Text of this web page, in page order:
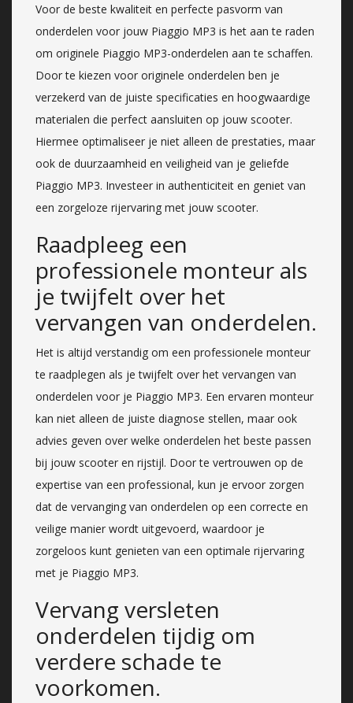
Voor de beste kwaliteit en perfecte pasvorm van
onderdelen voor jouw Piaggio MP3 is het aan te raden
om originele Piaggio MP3-onderdelen aan te schaffen.
Door te kiezen voor originele onderdelen ben je
verzekerd van de juiste specificaties en hoogwaardige
materialen die perfect aansluiten op jouw scooter.
Hiermee optimaliseer je niet alleen de prestaties, maar
ook de duurzaamheid en veiligheid van je geliefde
Piaggio MP3. Investeer in authenticiteit en geniet van
een zorgeloze rijervaring met jouw scooter.
Raadpleeg een
professionele monteur als
je twijfelt over het
vervangen van onderdelen.
Het is altijd verstandig om een professionele monteur
te raadplegen als je twijfelt over het vervangen van
onderdelen voor je Piaggio MP3. Een ervaren monteur
kan niet alleen de juiste diagnose stellen, maar ook
advies geven over welke onderdelen het beste passen
bij jouw scooter en rijstijl. Door te vertrouwen op de
expertise van een professional, kun je ervoor zorgen
dat de vervanging van onderdelen op een correcte en
veilige manier wordt uitgevoerd, waardoor je
zorgeloos kunt genieten van een optimale rijervaring
met je Piaggio MP3.
Vervang versleten
onderdelen tijdig om
verdere schade te
voorkomen.